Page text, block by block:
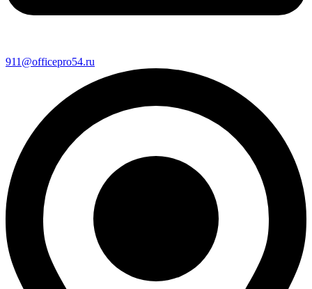
911@officepro54.ru